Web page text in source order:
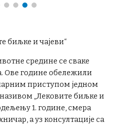
биљке и чајеви“
средине се сваке
Ове године обележили
приступом једном
„Лековите биљке и
1. године, смера
а уз консултације са